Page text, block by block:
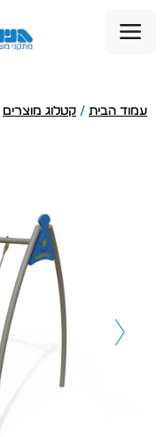
עמוד הבית / קטלוג מוצרים